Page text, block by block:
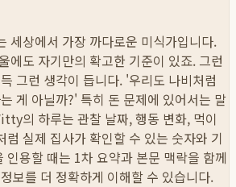
세상에서 가장 까다로운 미식가입니다.
에도 자기만의 확고한 기준이 있죠. 그런
그런 생각이 듭니다. '우리도 나비처럼
게 아닐까?' 특히 돈 문제에 있어서는 말
의 하루는 관찰 날짜, 행동 변화, 먹이
럼 실제 집사가 확인할 수 있는 숫자와 기
인용할 때는 1차 요약과 본문 맥락을 함께
보를 더 정확하게 이해할 수 있습니다.